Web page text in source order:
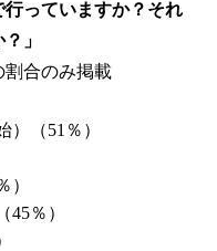
っていますか？それ
」
割合のみ掲載
（51％）
）
％）